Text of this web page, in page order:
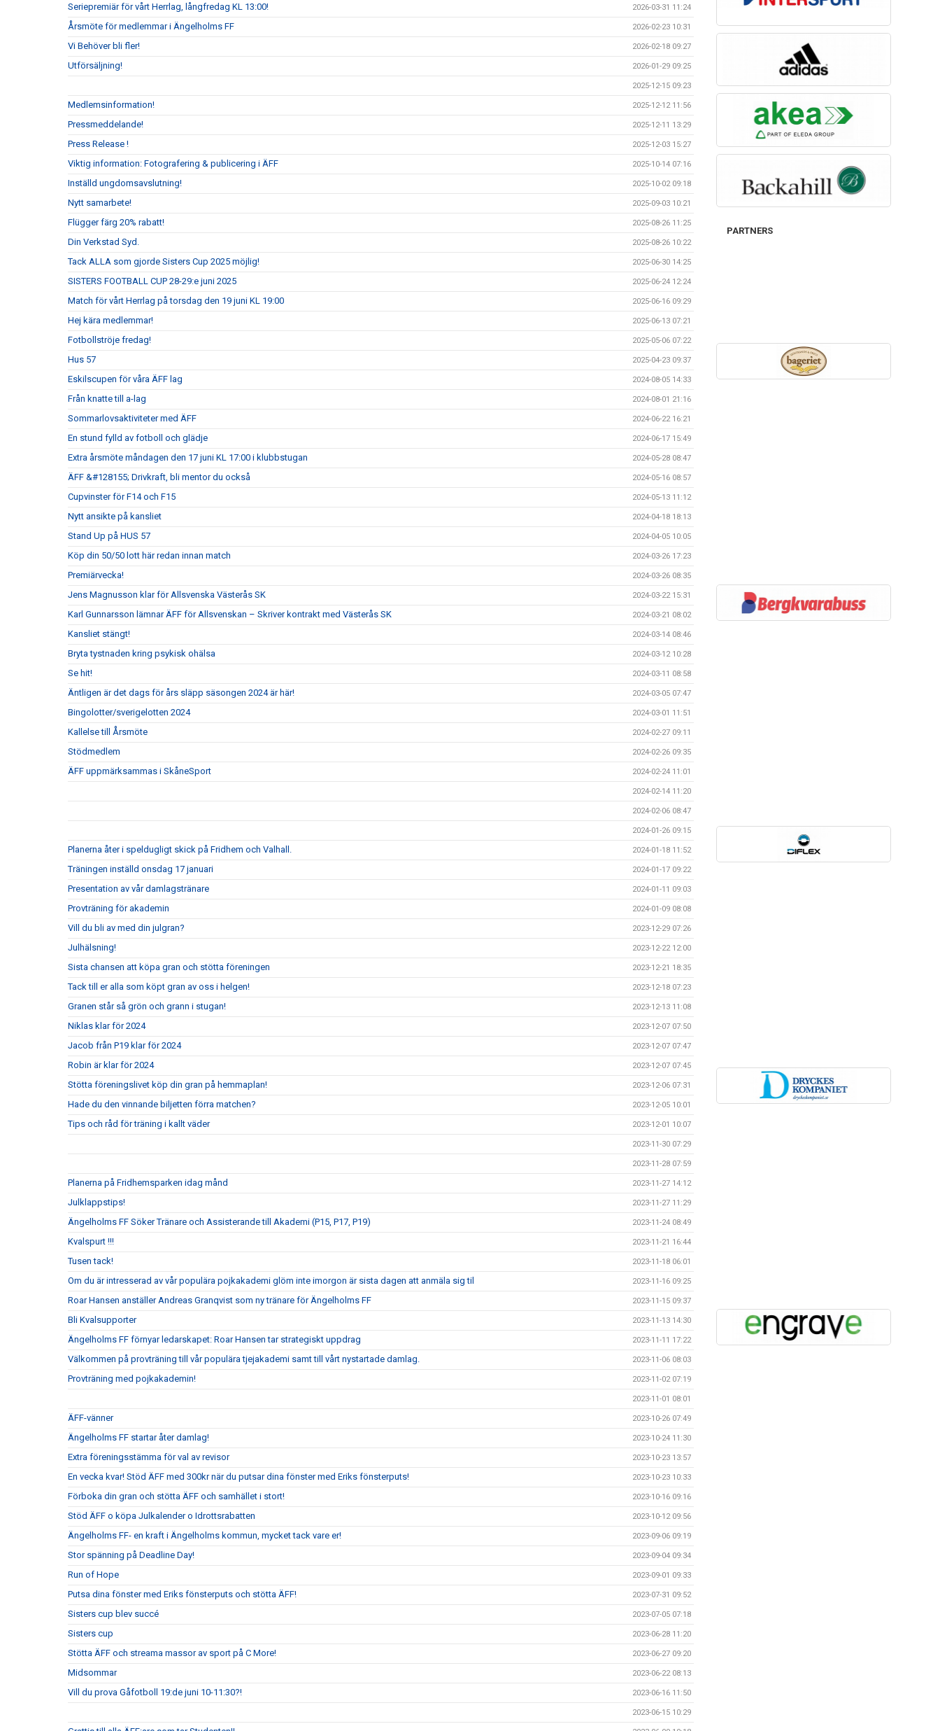
Seriepremiär för vårt Herrlag, långfredag KL 13:00! 2026-03-31 11:24
Årsmöte för medlemmar i Ängelholms FF 2026-02-23 10:31
Vi Behöver bli fler! 2026-02-18 09:27
Utförsäljning! 2026-01-29 09:25
2025-12-15 09:23
Medlemsinformation! 2025-12-12 11:56
Pressmeddelande! 2025-12-11 13:29
Press Release ! 2025-12-03 15:27
Viktig information: Fotografering & publicering i ÄFF 2025-10-14 07:16
Inställd ungdomsavslutning! 2025-10-02 09:18
Nytt samarbete! 2025-09-03 10:21
Flügger färg 20% rabatt! 2025-08-26 11:25
Din Verkstad Syd. 2025-08-26 10:22
Tack ALLA som gjorde Sisters Cup 2025 möjlig! 2025-06-30 14:25
SISTERS FOOTBALL CUP 28-29:e juni 2025 2025-06-24 12:24
Match för vårt Herrlag på torsdag den 19 juni KL 19:00 2025-06-16 09:29
Hej kära medlemmar! 2025-06-13 07:21
Fotbollströje fredag! 2025-05-06 07:22
Hus 57 2025-04-23 09:37
Eskilscupen för våra ÄFF lag 2024-08-05 14:33
Från knatte till a-lag 2024-08-01 21:16
Sommarlovsaktiviteter med ÄFF 2024-06-22 16:21
En stund fylld av fotboll och glädje 2024-06-17 15:49
Extra årsmöte måndagen den 17 juni KL 17:00 i klubbstugan 2024-05-28 08:47
ÄFF &#128155; Drivkraft, bli mentor du också 2024-05-16 08:57
Cupvinster för F14 och F15 2024-05-13 11:12
Nytt ansikte på kansliet 2024-04-18 18:13
Stand Up på HUS 57 2024-04-05 10:05
Köp din 50/50 lott här redan innan match 2024-03-26 17:23
Premiärvecka! 2024-03-26 08:35
Jens Magnusson klar för Allsvenska Västerås SK 2024-03-22 15:31
Karl Gunnarsson lämnar ÄFF för Allsvenskan – Skriver kontrakt med Västerås SK 2024-03-21 08:02
Kansliet stängt! 2024-03-14 08:46
Bryta tystnaden kring psykisk ohälsa 2024-03-12 10:28
Se hit! 2024-03-11 08:58
Äntligen är det dags för års släpp säsongen 2024 är här! 2024-03-05 07:47
Bingolotter/sverigelotten 2024 2024-03-01 11:51
Kallelse till Årsmöte 2024-02-27 09:11
Stödmedlem 2024-02-26 09:35
ÄFF uppmärksammas i SkåneSport 2024-02-24 11:01
2024-02-14 11:20
2024-02-06 08:47
2024-01-26 09:15
Planerna åter i speldugligt skick på Fridhem och Valhall. 2024-01-18 11:52
Träningen inställd onsdag 17 januari 2024-01-17 09:22
Presentation av vår damlagstränare 2024-01-11 09:03
Provträning för akademin 2024-01-09 08:08
Vill du bli av med din julgran? 2023-12-29 07:26
Julhälsning! 2023-12-22 12:00
Sista chansen att köpa gran och stötta föreningen 2023-12-21 18:35
Tack till er alla som köpt gran av oss i helgen! 2023-12-18 07:23
Granen står så grön och grann i stugan! 2023-12-13 11:08
Niklas klar för 2024 2023-12-07 07:50
Jacob från P19 klar för 2024 2023-12-07 07:47
Robin är klar för 2024 2023-12-07 07:45
Stötta föreningslivet köp din gran på hemmaplan! 2023-12-06 07:31
Hade du den vinnande biljetten förra matchen? 2023-12-05 10:01
Tips och råd för träning i kallt väder 2023-12-01 10:07
2023-11-30 07:29
2023-11-28 07:59
Planerna på Fridhemsparken idag månd 2023-11-27 14:12
Julklappstips! 2023-11-27 11:29
Ängelholms FF Söker Tränare och Assisterande till Akademi (P15, P17, P19) 2023-11-24 08:49
Kvalspurt !!! 2023-11-21 16:44
Tusen tack! 2023-11-18 06:01
Om du är intresserad av vår populära pojkakademi glöm inte imorgon är sista dagen att anmäla sig til 2023-11-16 09:25
Roar Hansen anställer Andreas Granqvist som ny tränare för Ängelholms FF 2023-11-15 09:37
Bli Kvalsupporter 2023-11-13 14:30
Ängelholms FF förnyar ledarskapet: Roar Hansen tar strategiskt uppdrag 2023-11-11 17:22
Välkommen på provträning till vår populära tjejakademi samt till vårt nystartade damlag. 2023-11-06 08:03
Provträning med pojkakademin! 2023-11-02 07:19
2023-11-01 08:01
ÄFF-vänner 2023-10-26 07:49
Ängelholms FF startar åter damlag! 2023-10-24 11:30
Extra föreningsstämma för val av revisor 2023-10-23 13:57
En vecka kvar! Stöd ÄFF med 300kr när du putsar dina fönster med Eriks fönsterputs! 2023-10-23 10:33
Förboka din gran och stötta ÄFF och samhället i stort! 2023-10-16 09:16
Stöd ÄFF o köpa Julkalender o Idrottsrabatten 2023-10-12 09:56
Ängelholms FF- en kraft i Ängelholms kommun, mycket tack vare er! 2023-09-06 09:19
Stor spänning på Deadline Day! 2023-09-04 09:34
Run of Hope 2023-09-01 09:33
Putsa dina fönster med Eriks fönsterputs och stötta ÄFF! 2023-07-31 09:52
Sisters cup blev succé 2023-07-05 07:18
Sisters cup 2023-06-28 11:20
Stötta ÄFF och streama massor av sport på C More! 2023-06-27 09:20
Midsommar 2023-06-22 08:13
Vill du prova Gåfotboll 19:de juni 10-11:30?! 2023-06-16 11:50
2023-06-15 10:29
PARTNERS